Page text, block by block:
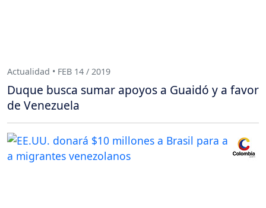
Actualidad • FEB 14 / 2019
Duque busca sumar apoyos a Guaidó y a favor
de Venezuela